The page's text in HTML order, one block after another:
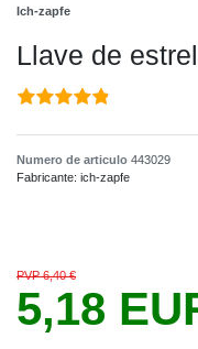
Ich-zapfe
Llave de
Numero de articulo 443029
Fabricante: ich-zapfe
PVP 6,40 €
5,18